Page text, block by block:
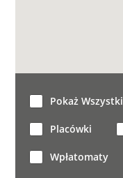
Pokaż
Placówki
Wpłatomaty